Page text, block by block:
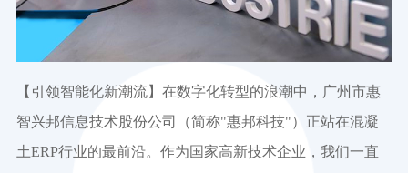
【引领智能化新潮流】在数字化转型的浪潮中，广州市惠
智兴邦信息技术股份公司（简称"惠邦科技"）正站在混凝
土ERP行业的最前沿。作为国家高新技术企业，我们一直